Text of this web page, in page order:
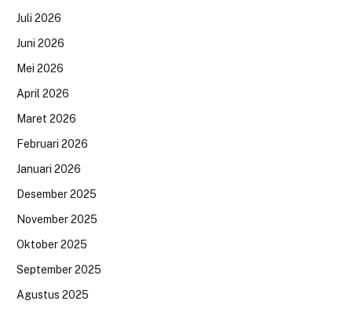
Juli 2026
Juni 2026
Mei 2026
April 2026
Maret 2026
Februari 2026
Januari 2026
Desember 2025
November 2025
Oktober 2025
September 2025
Agustus 2025